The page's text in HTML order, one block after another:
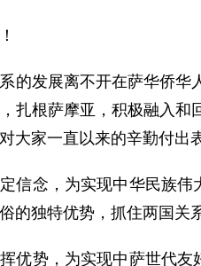
的发展离不开在萨华侨华
扎根萨摩亚，积极融入
大家一直以来的辛勤付出
信念，为实现中华民族伟
的独特优势，抓住两国关
优势，为实现中萨世代友